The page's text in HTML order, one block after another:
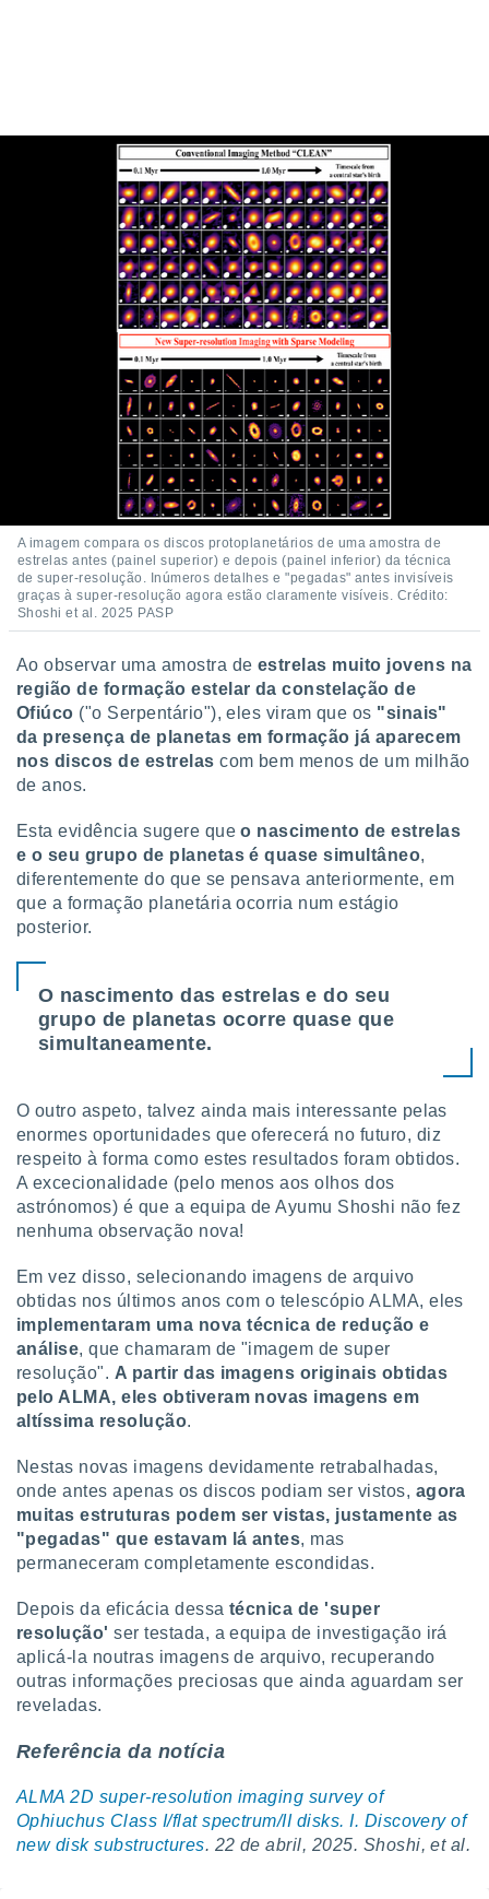
A imagem compara os discos protoplanetários de uma amostra de
estrelas antes (painel superior) e depois (painel inferior) da técnica
de super-resolução. Inúmeros detalhes e "pegadas" antes invisíveis
graças à super-resolução agora estão claramente visíveis. Crédito:
Shoshi et al. 2025 PASP
Ao observar uma amostra de estrelas muito jovens na
região de formação estelar da constelação de
Ofiúco ("o Serpentário"), eles viram que os "sinais"
da presença de planetas em formação já aparecem
nos discos de estrelascom bem menos de um milhão
de anos.
Esta evidência sugere queo nascimento de estrelas
e o seu grupo de planetas é quase simultâneo,
diferentemente do que se pensava anteriormente, em
que a formação planetária ocorria num estágio
posterior.
O nascimento das estrelas e do seu
grupo de planetas ocorre quase que
simultaneamente.
O outro aspeto, talvez ainda mais interessante pelas
enormes oportunidades que oferecerá no futuro, diz
respeito à forma como estes resultados foram obtidos.
A excecionalidade (pelo menos aos olhos dos
astrónomos) é que a equipa de Ayumu Shoshi não fez
nenhuma observação nova!
Em vez disso, selecionando imagens de arquivo
obtidas nos últimos anos com o telescópio ALMA, eles
implementaram uma nova técnica de redução e
análise, que chamaram de "imagem de super
resolução". A partir das imagens originais obtidas
pelo ALMA, eles obtiveram novas imagens em
altíssima resolução.
Nestas novas imagens devidamente retrabalhadas,
onde antes apenas os discos podiam ser vistos, agora
muitas estruturas podem ser vistas, justamente as
"pegadas" que estavam lá antes, mas
permaneceram completamente escondidas.
Depois da eficácia dessa técnica de 'super
resolução' ser testada, a equipa de investigação irá
aplicá-la noutras imagens de arquivo, recuperando
outras informações preciosas que ainda aguardam ser
reveladas.
Referência da notícia
ALMA 2D super-resolution imaging survey of
Ophiuchus Class I/flat spectrum/II disks. I. Discovery of
new disk substructures. 22 de abril, 2025. Shoshi, et al.